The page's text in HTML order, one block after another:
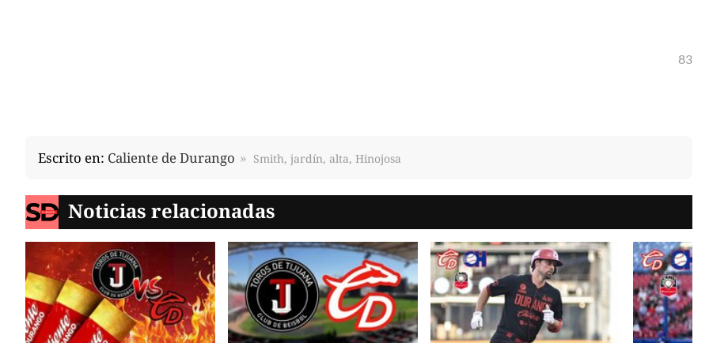
83
Escrito en: Caliente de Durango Smith, jardín, alta, Hinojosa
Noticias relacionadas